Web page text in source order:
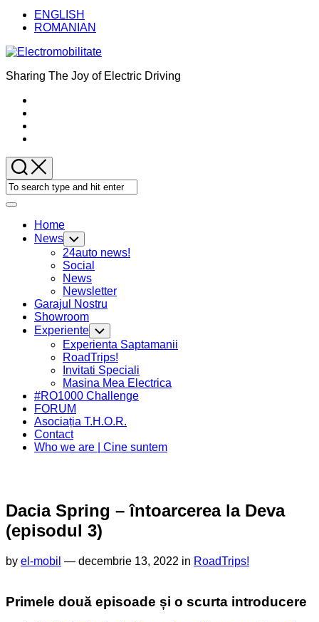
ENGLISH
ROMANIAN
Sharing The Joy of Electric Driving
Expand
Home
News Toggle
Child
Menu
24auto news!
Social
News
Newsletter
Garajul Nostru
Showroom
Experiente Toggle
Child
Menu
Experienta Saptamanii
Current
Page
Parent
RoadTrips!
Invitati Speciali
Masina Mea Electrica
#RO1000 Challenge
FORUM
Asociația T.H.O.R.
Contact
Who we are | Cine suntem
Dacia Spring – întoarcerea la Deva
(episodul 3)
by el-mobil — decembrie 13, 2022 in RoadTrips!
Primele două episoade și o scurta introducere